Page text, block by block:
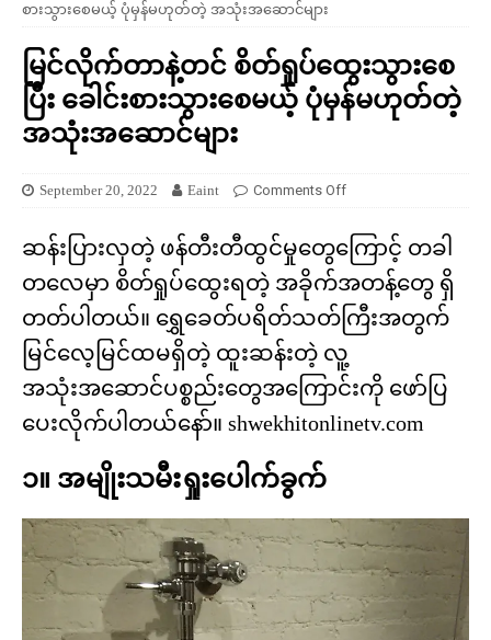
စားသွားစေမယ့် ပုံမှန်မဟုတ်တဲ့ အသုံးအဆောင်များ
မြင်လိုက်တာနဲ့တင် စိတ်ရှုပ်ထွေးသွားစေ
ပြီး ခေါင်းစားသွားစေမယ့် ပုံမှန်မဟုတ်တဲ့
အသုံးအဆောင်များ
September 20, 2022 Eaint Comments Off
ဆန်းပြားလှတဲ့ ဖန်တီးတီထွင်မှုတွေကြောင့် တခါ
တလေမှာ စိတ်ရှုပ်ထွေးရတဲ့ အခိုက်အတန့်တွေ ရှိ
တတ်ပါတယ်။ ရွှေခေတ်ပရိတ်သတ်ကြီးအတွက်
မြင်လေ့မြင်ထမရှိတဲ့ ထူးဆန်းတဲ့ လူ့
အသုံးအဆောင်ပစ္စည်းတွေအကြောင်းကို ဖော်ပြ
ပေးလိုက်ပါတယ်နော်။ shwekhitonlinetv.com
၁။ အမျိုးသမီးရှုးပေါက်ခွက်